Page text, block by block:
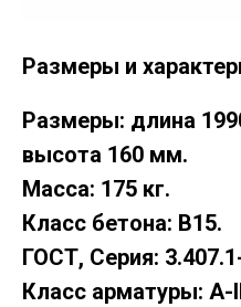
Размеры и
Размеры: длина
высота 160 мм.
Масса: 175 кг.
Класс бетона: В15.
ГОСТ, Серия:
Класс арматуры: А-